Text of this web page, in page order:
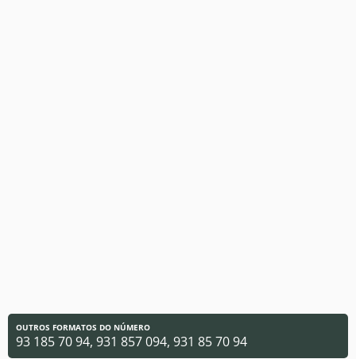
OUTROS FORMATOS DO NÚMERO
93 185 70 94, 931 857 094, 931 85 70 94